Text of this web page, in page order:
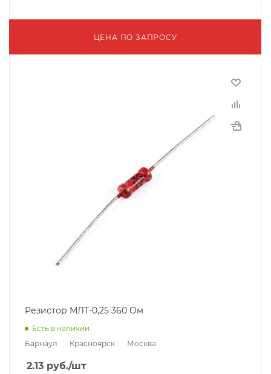
ЦЕНА ПО ЗАПРОСУ
Резистор МЛТ-0,25 360 Ом
Есть в наличии
Барнаул
Красноярск Москва
2.13 руб./шт